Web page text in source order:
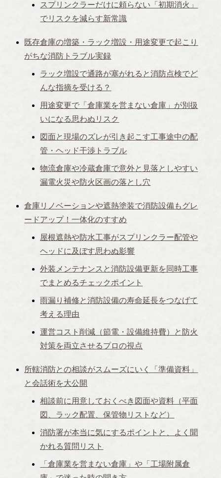
スプリンクラーだけに頼らない「初期消火」
でリスクを減らす新常識
既存倉庫の増築・ラック増設・用途変更で起こり
がちな消防トラブル実録
ラック増設で通路が塞がれると消防点検でど
んな指摘を受ける？
用途変更で「倉庫業を営まない倉庫」が別扱
いになる思わぬリスク
図面と現場のズレが引き起こす工事途中の配
管・ヘッド干渉トラブル
物流倉庫や冷蔵倉庫で意外と見落としやすい
漏電火災や防火区画の落とし穴
倉庫リノベーションや遮熱塗装で消防設備もグレ
ードアップ！一体化のすすめ
屋根遮熱や防水工事がスプリンクラー配管や
ヘッドに及ぼす思わぬ影響
外装メンテナンスと消防設備更新を同時工事
でまとめるチェックポイント
雨漏り補修と消防設備の寿命延長をつなげて
考える理由
運営コスト削減（節電・設備維持費）と防火
対策を両立させるプロの視点
所轄消防との相談がスムーズにいく「準備資料」
と会話術を大公開
相談前に用意しておくべき図面や資料（平面
図、ラック配置、保管物リストなど）
消防署が本当に気にするポイントと、よく聞
かれる質問リスト
「倉庫業を営まない倉庫」や「工場附属倉